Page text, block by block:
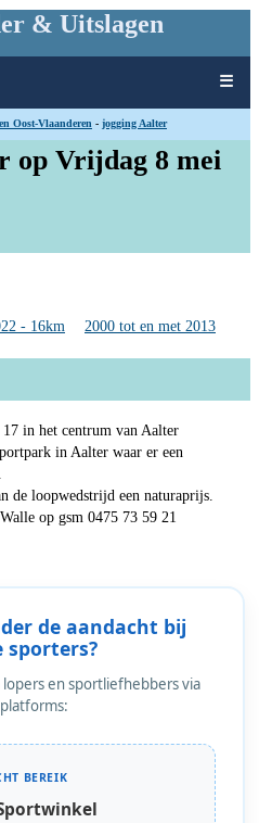
& Uitslagen
☰
Oost-Vlaanderen - jogging Aalter
op Vrijdag 8 mei
- 16km 2000 tot en met 2013
in het centrum van Aalter
in Aalter waar er een
de loopwedstrijd een naturaprijs.
op gsm 0475 73 59 21
de aandacht bij
sporters?
en sportliefhebbers via
BEREIK